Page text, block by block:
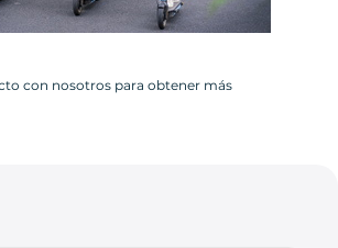
con nosotros para obtener más